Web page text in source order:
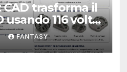
trasforma il
usando 116 volte
FANTASY